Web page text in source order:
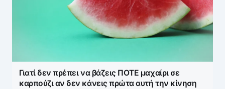
Γιατί δεν πρέπει να βάζεις ΠΟΤΕ μαχαίρι σε
καρπούζι αν δεν κάνεις πρώτα αυτή την κίνηση